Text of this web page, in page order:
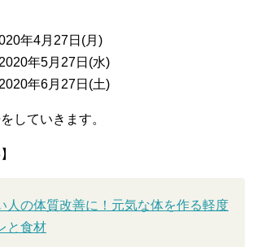
年4月27日(月)
年5月27日(水)
年6月27日(土)
していきます。
】
人の体質改善に！元気な体を作る軽度
と食材